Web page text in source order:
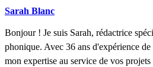
Sarah Blanc
Bonjour ! Je suis Sarah, rédactrice
phonique. Avec 36 ans d'expérience
mon expertise au service de vos